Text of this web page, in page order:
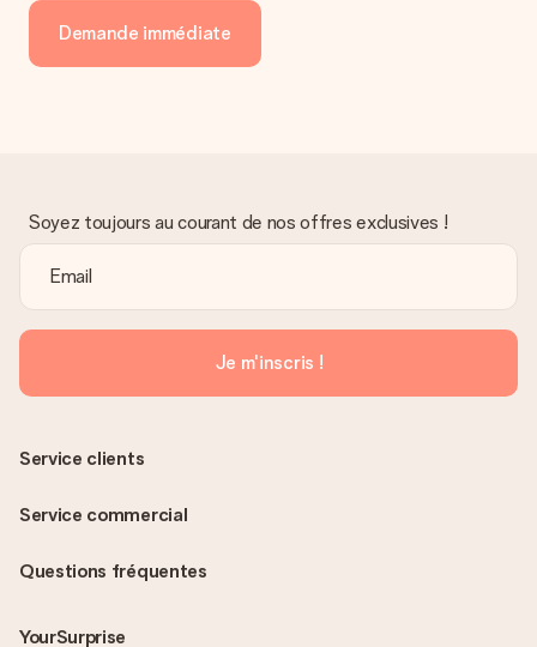
Demande immédiate
Soyez toujours au courant de nos offres exclusives !
Je m'inscris !
Questions fréquentes
YourSurprise
Service clients
Service commercial